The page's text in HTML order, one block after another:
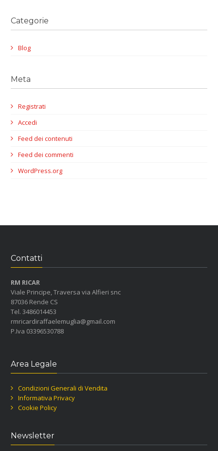
Categorie
Blog
Meta
Registrati
Accedi
Feed dei contenuti
Feed dei commenti
WordPress.org
Contatti
RM RICAR
Viale Principe, Traversa via Alfieri snc
87036 Rende CS
Tel. 3486014453
rmricardiraffaelemuglia@gmail.com
P.Iva 03396530788
Area Legale
Condizioni Generali di Vendita
Informativa Privacy
Cookie Policy
Newsletter